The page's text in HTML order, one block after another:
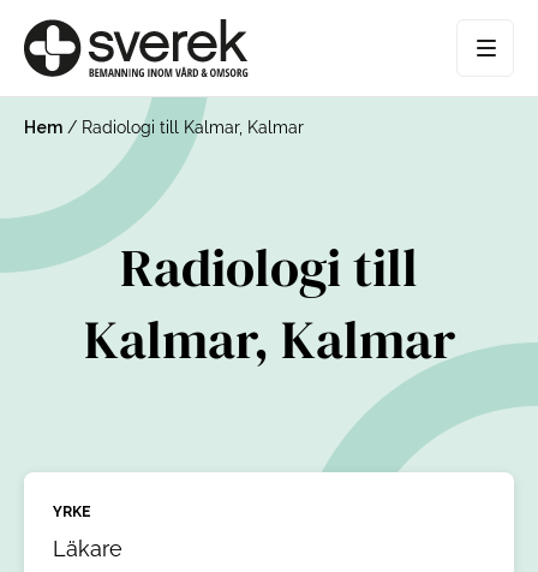
Hem / Radiologi till Kalmar, Kalmar
Radiologi till
Kalmar, Kalmar
YRKE
Läkare